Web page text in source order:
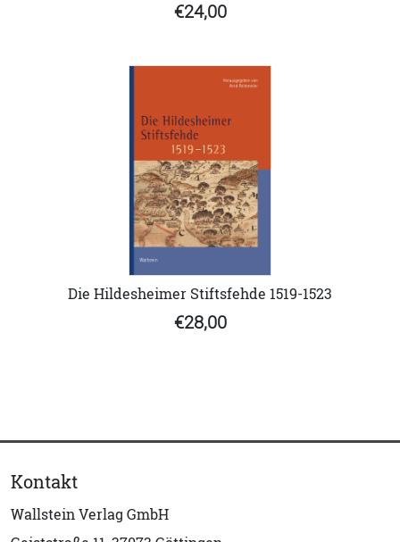
€24,00
Die Hildesheimer Stiftsfehde 1519-1523
€28,00
Kontakt
Wallstein Verlag GmbH